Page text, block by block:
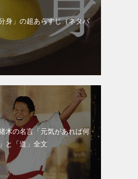
身」の超あらすじ（ネタバ
木の名言「元気があれば何
と「道」全文